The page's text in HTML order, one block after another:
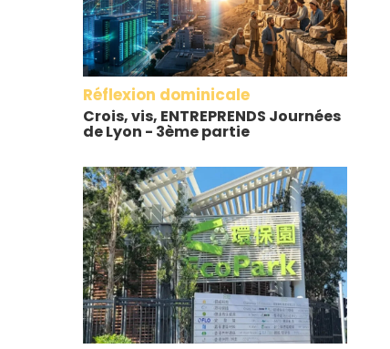
Réflexion dominicale
Crois, vis, ENTREPRENDS Journées
de Lyon - 3ème partie